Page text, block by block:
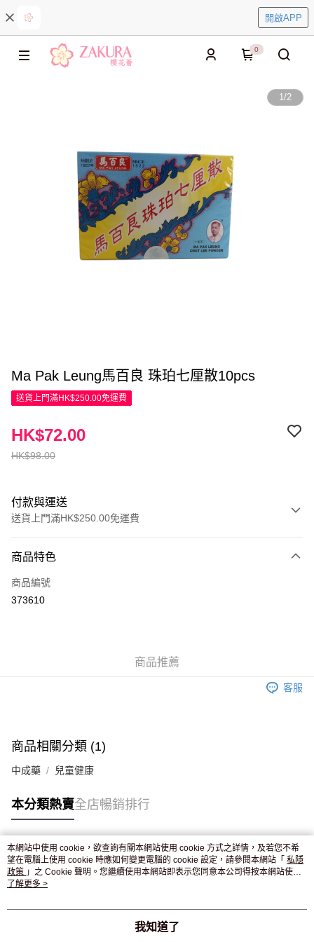
開啟APP
0
1/2
Ma Pak Leung馬百良 珠珀七厘散10pcs
送貨上門滿HK$250.00免運費
HK$98.00
HK$72.00
付款與運送
送貨上門滿HK$250.00免運費
信用卡
Apple Pay
付款後門市自取，訂單確認後2-4個工作天到店，7天內取。逾期後
商品特色
商品編號
373610
商品推薦
客服
商品相關分類 (1)
中成藥 兒童健康
本分類熱賣全店暢銷排行
熱門標籤
熱銷排行
本網站中使用 cookie，欲查詢有關本網站使用 cookie 方式之詳情，及若您不希
望在電腦上使用 cookie 時應如何變更電腦的 cookie 設定，請參閱本網站「 私隱
政策 」之 Cookie 聲明。您繼續使用本網站即表示您同意本公司得按本網站使用
條款之 Cookie 聲明使用 cookie。
了解更多 >
我知道了